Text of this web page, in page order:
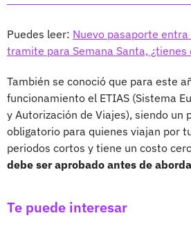
Puedes leer: Nuevo pasaporte
tramite para Semana Santa, ¿tienes
También se conoció que para este
funcionamiento el ETIAS (Sistema
y Autorización de Viajes), siendo un
obligatorio para quienes viajan por
periodos cortos y tiene un costo
debe ser aprobado antes de
Te puede interesar